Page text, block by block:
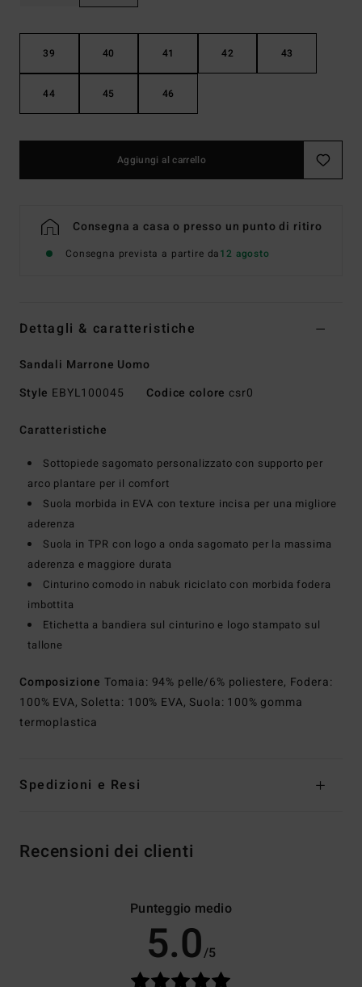
39 40 41 42 43
44 45 46
Aggiungi al carrello
Consegna a casa o presso un punto di ritiro
Consegna prevista a partire da12 agosto
Dettagli & caratteristiche
Sandali Marrone Uomo
Style EBYL100045 Codice colore csr0
Caratteristiche
Sottopiede sagomato personalizzato con supporto per
arco plantare per il comfort
Suola morbida in EVA con texture incisa per una migliore
aderenza
Suola in TPR con logo a onda sagomato per la massima
aderenza e maggiore durata
Cinturino comodo in nabuk riciclato con morbida fodera
imbottita
Etichetta a bandiera sul cinturino e logo stampato sul
tallone
Composizione Tomaia: 94% pelle/6% poliestere, Fodera:
100% EVA, Soletta: 100% EVA, Suola: 100% gomma
termoplastica
Spedizioni e Resi
Recensioni dei clienti
Punteggio medio
5.0/5